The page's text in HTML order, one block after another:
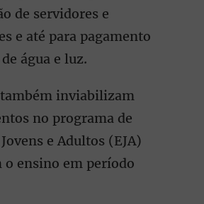
de servidores e
e até para pagamento
água e luz.
também inviabilizam
no programa de
e Adultos (EJA)
o ensino em período